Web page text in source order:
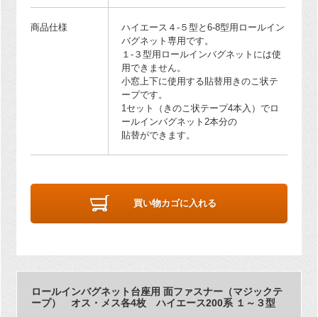
商品仕様
ハイエース４-５型と6-8型用ロールイン
バグネット専用です。
１-３型用ロールインバグネットには使
用できません。
小窓上下に使用する貼替用きのこ状テ
ープです。
1セット（きのこ状テープ4本入）でロ
ールインバグネット2本分の
貼替ができます。
買い物カゴに入れる
ロールインバグネット台座用 面ファスナー（マジックテ
ープ） オス・メス各4枚 ハイエース200系 １～３型